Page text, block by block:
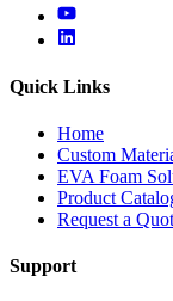
youtube
linkedin
Quick Links
Home
Custom
EVA Foam
Product
Request a
Support